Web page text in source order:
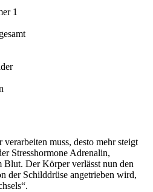
1
verarbeiten muss, desto mehr steigt
Stresshormone Adrenalin,
Der Körper verlässt nun den
der Schilddrüse angetrieben wird,